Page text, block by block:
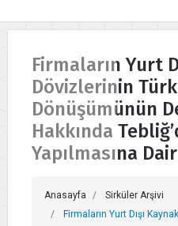
Firmaların Yurt
Dövizlerinin Türk
Dönüşümünün
Hakkında
Yapılmasına
Anasayfa
Sirküler Arşivi
Firmaların Yurt Dışı